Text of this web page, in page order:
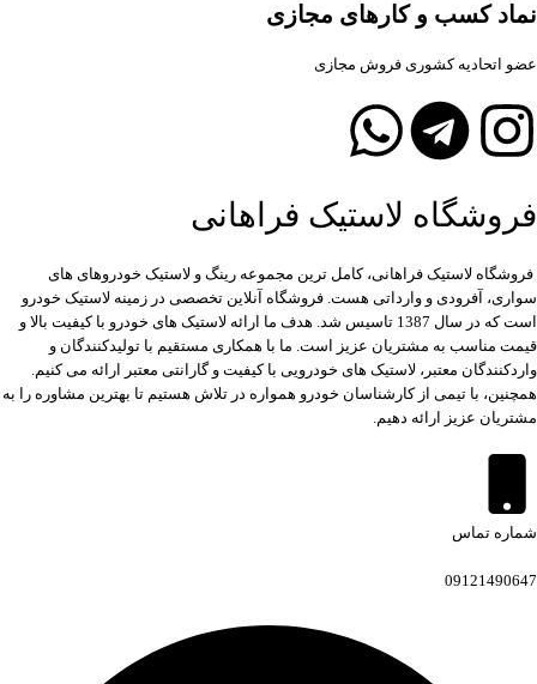
نماد کسب و کارهای مجازی
عضو اتحادیه کشوری فروش مجازی
فروشگاه لاستیک فراهانی
فروشگاه لاستیک فراهانی، کامل ترین مجموعه رینگ و لاستیک خودروهای های
سواری، آفرودی و وارداتی هست. فروشگاه آنلاین تخصصی در زمینه لاستیک خودرو
است که در سال 1387 تاسیس شد. هدف ما ارائه لاستیک های خودرو با کیفیت بالا و
قیمت مناسب به مشتریان عزیز است. ما با همکاری مستقیم با تولیدکنندگان و
واردکنندگان معتبر، لاستیک های خودرویی با کیفیت و گارانتی معتبر ارائه می کنیم.
همچنین، با تیمی از کارشناسان خودرو همواره در تلاش هستیم تا بهترین مشاوره را به
مشتریان عزیز ارائه دهیم.
شماره تماس
09121490647